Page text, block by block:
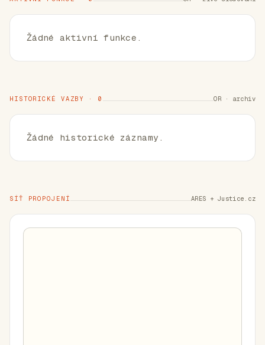
Žádné aktivní funkce.
HISTORICKÉ VAZBY · 0 OR · archiv
Žádné historické záznamy.
SÍŤ PROPOJENÍ ARES + Justice.cz